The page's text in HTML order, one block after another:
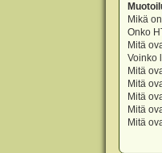
Mikä
Onko
Mitä
Voinko
Mitä
Mitä
Mitä
Mitä
Mitä